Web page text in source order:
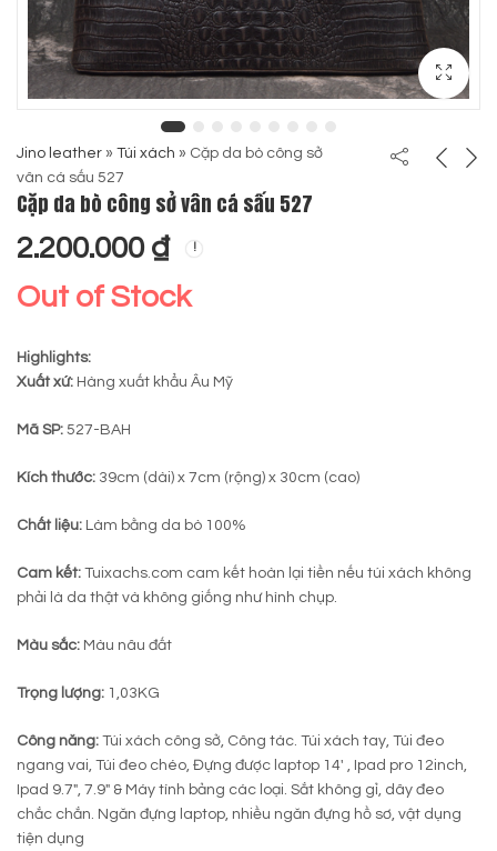
Jino leather » Túi xách » Cặp da bò công sở
vân cá sấu 527
Cặp da bò công sở vân cá sấu 527
2.200.000 ₫
Out of Stock
Highlights:
Xuất xứ: Hàng xuất khẩu Âu Mỹ
Mã SP: 527-BAH
Kích thước: 39cm (dài) x 7cm (rộng) x 30cm (cao)
Chất liệu: Làm bằng da bò 100%
Cam kết: Tuixachs.com cam kết hoàn lại tiền nếu túi xách không
phải là da thật và không giống như hình chụp.
Màu sắc: Màu nâu đất
Trọng lượng: 1,03KG
Công năng: Túi xách công sở, Công tác. Túi xách tay, Túi đeo
ngang vai, Túi đeo chéo, Đựng được laptop 14′ , Ipad pro 12inch,
Ipad 9.7″, 7.9″ & Máy tính bảng các loại. Sắt không gỉ, dây đeo
chắc chắn. Ngăn đựng laptop, nhiều ngăn đựng hồ sơ, vật dụng
tiện dụng